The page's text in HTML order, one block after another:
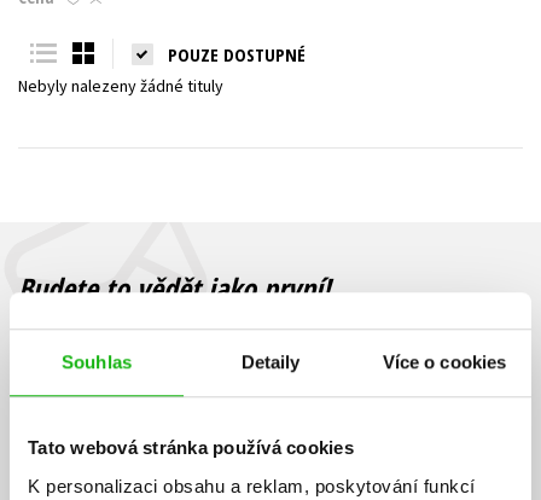
Souhlas Detaily Více o cookies
Tato webová stránka používá cookies
K personalizaci obsahu a reklam, poskytování funkcí
Young adult (SK)
Všechny tituly
POUZE DOSTUPNÉ
Nebyly nalezeny žádné tituly
Budete to vědět jako první!
Zajímá Vás, jaký knižní hit právě vychází, na jaké zboží je výhodná
sleva, jaká běží soutěž o ceny? Přihlášením k odběru našich e-
souhlasíte se zpracováním osobních údajů
mailová
adresa
mailová
adresa
Vaše e-mailová adresa Přihlásit se